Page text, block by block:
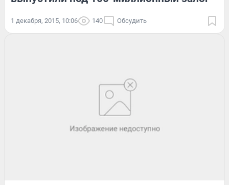
1 декабря, 2015, 10:06 140 Обсудить